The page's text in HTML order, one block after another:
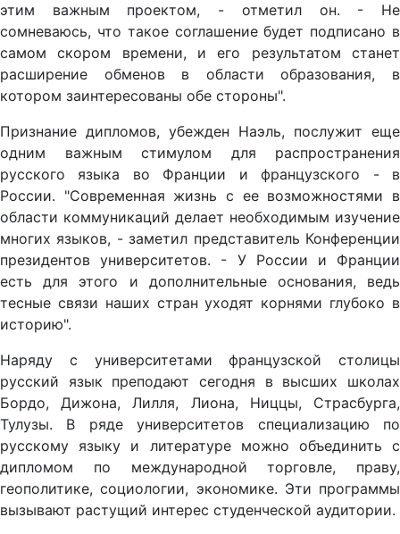
этим важным проектом, - отметил он. - Не
сомневаюсь, что такое соглашение будет подписано в
самом скором времени, и его результатом станет
расширение обменов в области образования, в
котором заинтересованы обе стороны".
Признание дипломов, убежден Наэль, послужит еще
одним важным стимулом для распространения
русского языка во Франции и французского - в
России. "Современная жизнь с ее возможностями в
области коммуникаций делает необходимым изучение
многих языков, - заметил представитель Конференции
президентов университетов. - У России и Франции
есть для этого и дополнительные основания, ведь
тесные связи наших стран уходят корнями глубоко в
историю".
Наряду с университетами французской столицы
русский язык преподают сегодня в высших школах
Бордо, Дижона, Лилля, Лиона, Ниццы, Страсбурга,
Тулузы. В ряде университетов специализацию по
русскому языку и литературе можно объединить с
дипломом по международной торговле, праву,
геополитике, социологии, экономике. Эти программы
вызывают растущий интерес студенческой аудитории.